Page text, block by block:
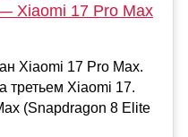
Xiaomi 17 Pro Max
Xiaomi 17 Pro Max.
третьем Xiaomi 17.
(Snapdragon 8 Elite